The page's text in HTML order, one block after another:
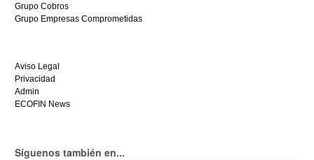
Grupo Cobros
Grupo Empresas Comprometidas
Aviso Legal
Privacidad
Admin
ECOFIN News
Síguenos también en...